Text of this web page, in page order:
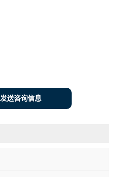
发送咨询信息